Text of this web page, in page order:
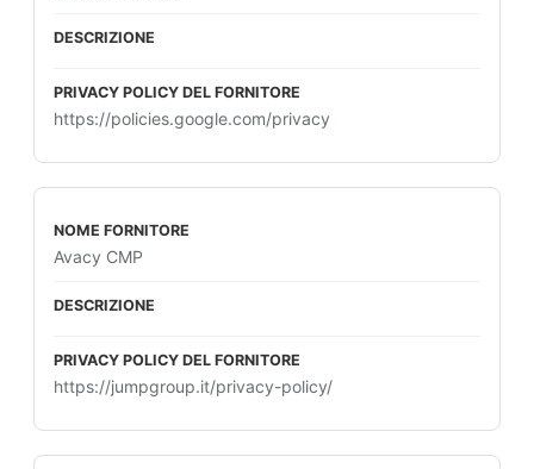
https://policies.google.com/privacy
Avacy CMP
https://jumpgroup.it/privacy-policy/